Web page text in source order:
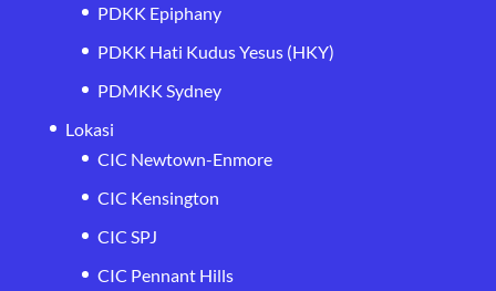
PDKK Epiphany
PDKK Hati Kudus Yesus (HKY)
PDMKK Sydney
Lokasi
CIC Newtown-Enmore
CIC Kensington
CIC SPJ
CIC Pennant Hills